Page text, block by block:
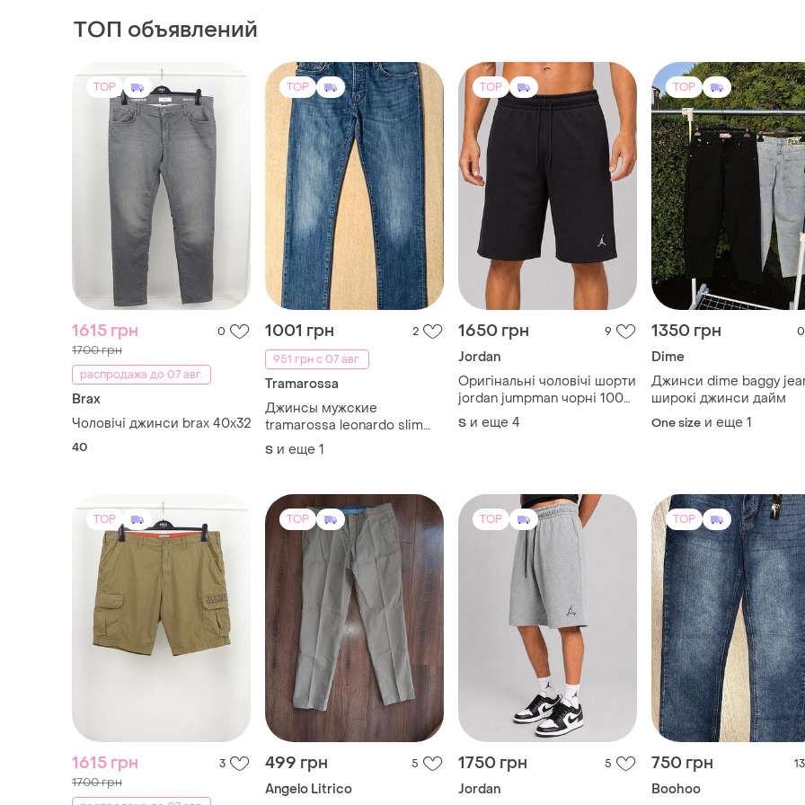
ТОП объявлений
TOP
1615 грн 0
1700 грн
распродажа до 07 авг.
Brax
Чоловічі джинси brax 40x32
40
TOP
1001 грн
2
951 грн с 07 авг.
Tramarossa
Джинсы мужские
tramarossa leonardo slim
премиальная модель
оригинал s m
S и еще 1
TOP
1650 грн 9
Jordan
Оригінальні чоловічі шорти
jordan jumpman чорні 100%
бавовна premium
S и еще 4
TOP
1350 грн 0
Dime
Джинси dime baggy
широкі джинси дайм
One size и еще 1
TOP
1615 грн 3
1700 грн
TOP
499 грн 5
Angelo Litrico
TOP
1750 грн 5
Jordan
TOP
750 грн 13
Boohoo